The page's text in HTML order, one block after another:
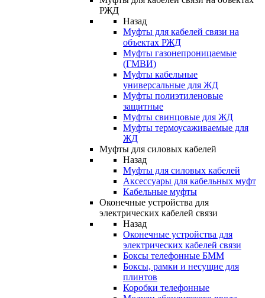
РЖД
Назад
Муфты для кабелей связи на
объектах РЖД
Муфты газонепроницаемые
(ГМВИ)
Муфты кабельные
универсальные для ЖД
Муфты полиэтиленовые
защитные
Муфты свинцовые для ЖД
Муфты термоусаживаемые для
ЖД
Муфты для силовых кабелей
Назад
Муфты для силовых кабелей
Аксессуары для кабельных муфт
Кабельные муфты
Оконечные устройства для
электрических кабелей связи
Назад
Оконечные устройства для
электрических кабелей связи
Боксы телефонные БММ
Боксы, рамки и несущие для
плинтов
Коробки телефонные